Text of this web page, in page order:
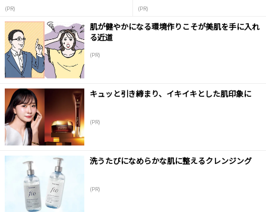
(PR) (PR)
肌が健やかになる環境作りこそが美肌を手に入れ
る近道
(PR)
キュッと引き締まり、イキイキとした肌印象に
(PR)
洗うたびになめらかな肌に整えるクレンジング
(PR)